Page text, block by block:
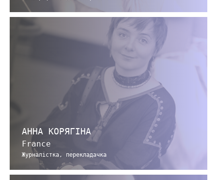
АННА КОРЯГІНА
France
Журналістка, перекладачка